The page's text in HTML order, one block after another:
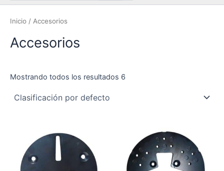
Inicio / Accesorios
Accesorios
Mostrando todos los resultados 6